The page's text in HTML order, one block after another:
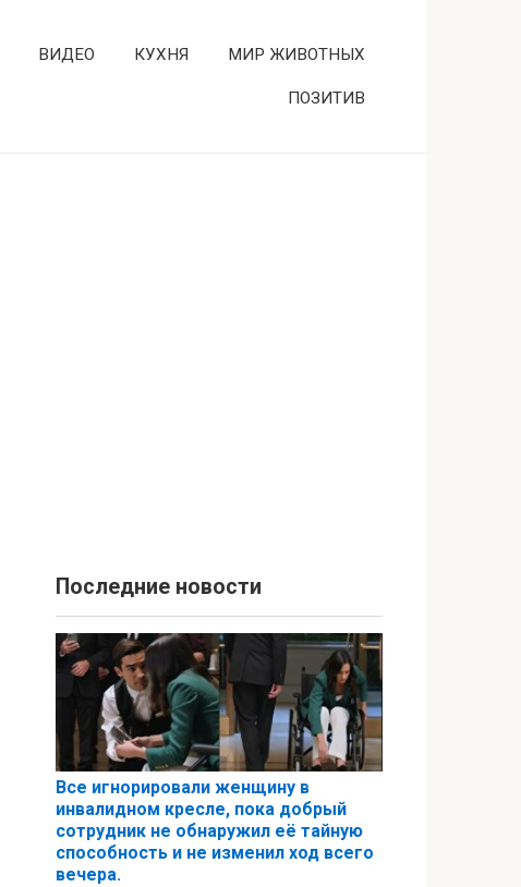
ВИДЕО КУХНЯ МИР ЖИВОТНЫХ
ПОЗИТИВ
Последние новости
Все игнорировали женщину в
инвалидном кресле, пока добрый
сотрудник не обнаружил её тайную
способность и не изменил ход всего
вечера.